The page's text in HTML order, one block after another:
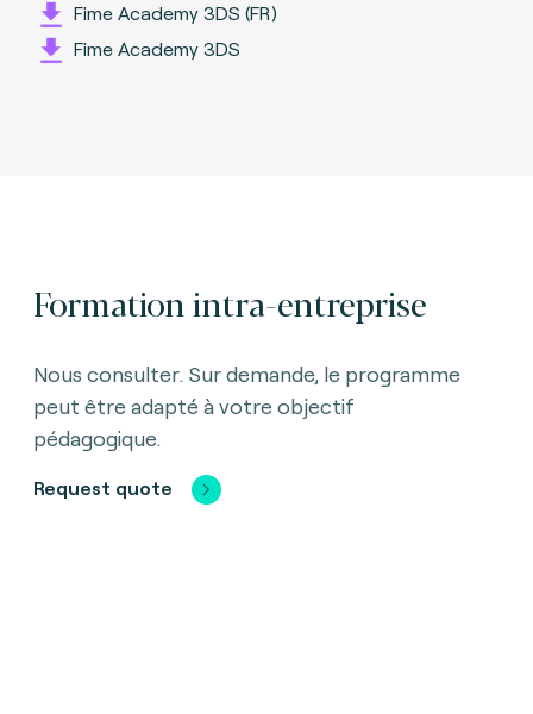
Fime Academy 3DS (FR)
Fime Academy 3DS
Formation intra-entreprise
Nous consulter. Sur demande, le programme
peut être adapté à votre objectif
pédagogique.
Request quote